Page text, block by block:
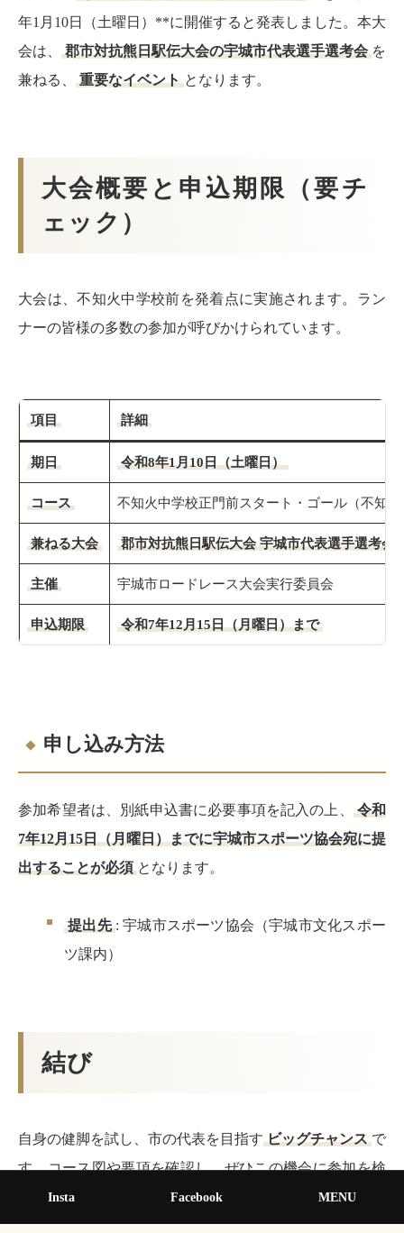
年1月10日（土曜日）**に開催すると発表しました。本大
会は、
郡市対抗熊日駅伝大会の宇城市代表選手選考会 を
兼ねる、
重要なイベント となります。
大会概要と申込期限（要チ
ェック）
大会は、不知火中学校前を発着点に実施されます。ラン
ナーの皆様の多数の参加が呼びかけられています。
項目 詳細
期日 令和8年1月10日（土曜日）
コース 不知火中学校正門前スタート・ゴール（不知
兼ねる大会 郡市対抗熊日駅伝大会 宇城市代表選手選考会
主催 宇城市ロードレース大会実行委員会
申込期限 令和7年12月15日（月曜日）まで
申し込み方法
参加希望者は、別紙申込書に必要事項を記入の上、
令和
7年12月15日（月曜日）までに宇城市スポーツ協会宛に提
出することが必須 となります。
提出先 : 宇城市スポーツ協会（宇城市文化スポー
ツ課内）
結び
自身の健脚を試し、市の代表を目指す ビッグチャンス で
す。コース図や要項を確認し、ぜひこの機会に参加を検
討してみてはいかがでしょうか。
Insta Facebook MENU